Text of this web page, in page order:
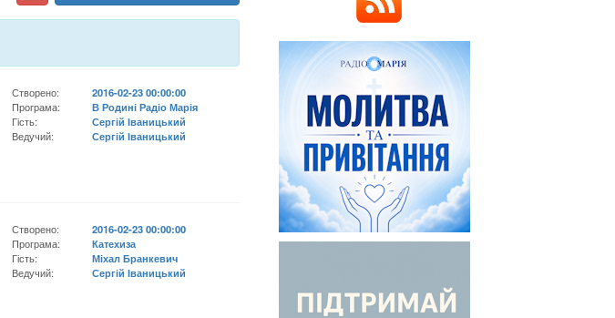
Створено:
2016-02-23 00:00:00
Програма:
В Родині Радіо Марія
Гість:
Сергій Іваницький
Ведучий:
Сергій Іваницький
Створено:
2016-02-23 00:00:00
Програма:
Катехиза
Гість:
Міхал Бранкевич
Ведучий:
Сергій Іваницький